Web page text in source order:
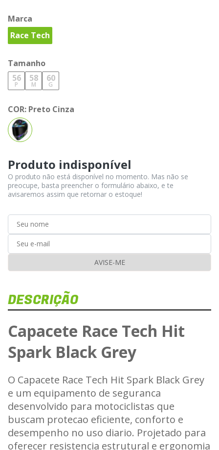
Marca
Race Tech
Tamanho
56
P
58
M
60
G
COR: Preto Cinza
Produto indisponível
O produto não está disponível no momento. Mas não se
preocupe, basta preencher o formulário abaixo, e te
avisaremos assim que retornar o estoque!
AVISE-ME
DESCRIÇÃO
Capacete Race Tech Hit
Spark Black Grey
O Capacete Race Tech Hit Spark Black Grey
e um equipamento de seguranca
desenvolvido para motociclistas que
buscam protecao eficiente, conforto e
desempenho no uso diario. Projetado para
oferecer resistencia estrutural e ergonomia